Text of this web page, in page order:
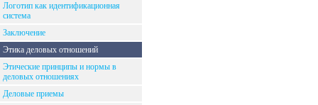
Логотип как идентификационная
система
Заключение
Этика деловых отношений
Этические принципы и нормы в
деловых отношениях
Деловые приемы